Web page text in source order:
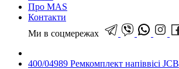
Про MAS
Контакти
Ми в соцмережах
400/04989 Ремкомплект напіввісі JCB